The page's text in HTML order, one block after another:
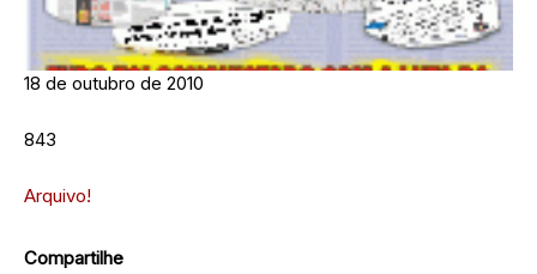
18 de outubro de 2010
843
Arquivo!
Compartilhe